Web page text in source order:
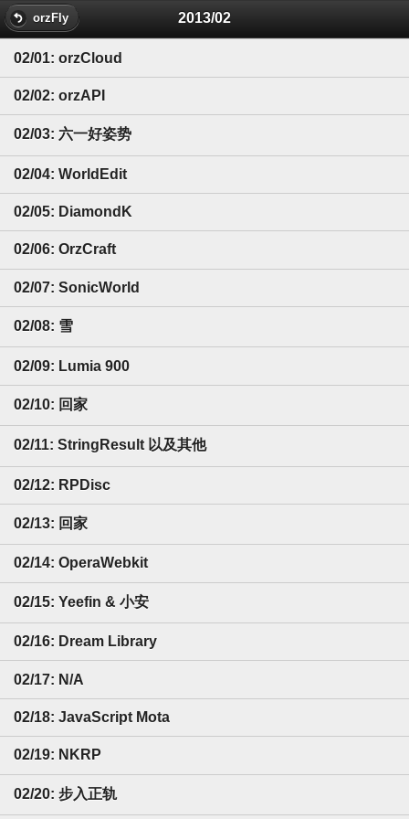
orzFly 2013/02
02/01: orzCloud
02/02: orzAPI
02/03: 六一好姿势
02/04: WorldEdit
02/05: DiamondK
02/06: OrzCraft
02/07: SonicWorld
02/08: 雪
02/09: Lumia 900
02/10: 回家
02/11: StringResult 以及其他
02/12: RPDisc
02/13: 回家
02/14: OperaWebkit
02/15: Yeefin & 小安
02/16: Dream Library
02/17: N/A
02/18: JavaScript Mota
02/19: NKRP
02/20: 步入正轨